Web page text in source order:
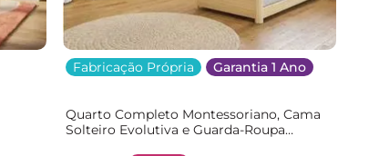
Fabricação Própria Garantia 1 Ano
Quarto Completo Montessoriano, Cama
Solteiro Evolutiva e Guarda-Roupa